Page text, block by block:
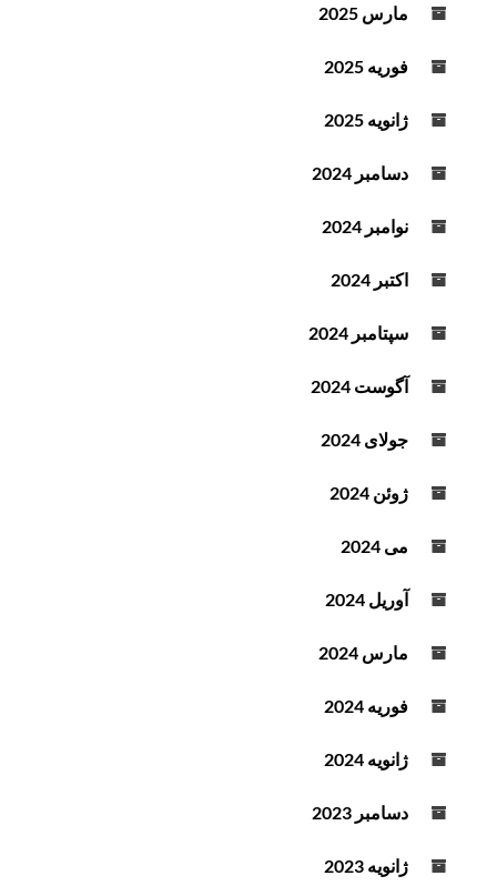
مارس 2025
فوریه 2025
ژانویه 2025
دسامبر 2024
نوامبر 2024
اکتبر 2024
سپتامبر 2024
آگوست 2024
جولای 2024
ژوئن 2024
می 2024
آوریل 2024
مارس 2024
فوریه 2024
ژانویه 2024
دسامبر 2023
ژانویه 2023